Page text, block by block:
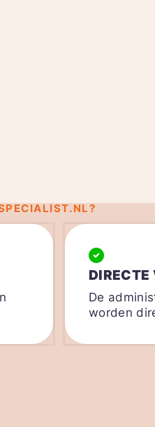
De
worden